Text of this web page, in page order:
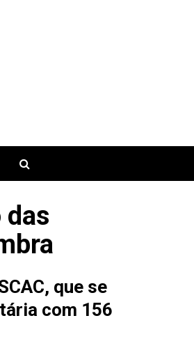
, que se
com 156